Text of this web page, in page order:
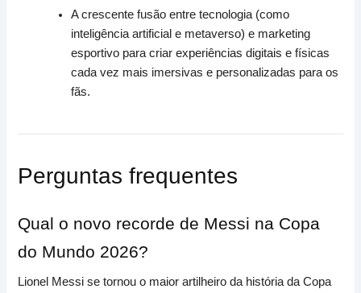
A crescente fusão entre tecnologia (como
inteligência artificial e metaverso) e marketing
esportivo para criar experiências digitais e físicas
cada vez mais imersivas e personalizadas para os
fãs.
Perguntas frequentes
Qual o novo recorde de Messi na Copa
do Mundo 2026?
Lionel Messi se tornou o maior artilheiro da história da Copa